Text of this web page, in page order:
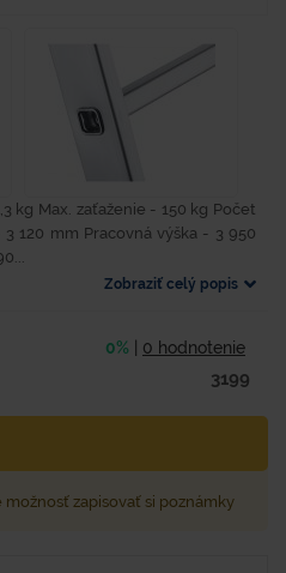
kg Max. zaťaženie - 150 kg Počet
120 mm Pracovná výška - 3 950
Zobraziť celý popis
0% 0 hodnotenie
3199
možnosť zapisovať si poznámky